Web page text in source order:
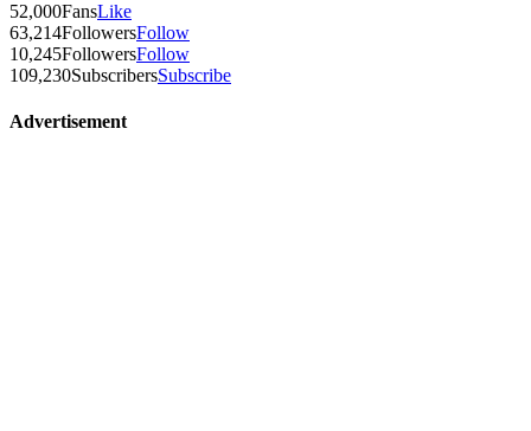
52,000FansLike
63,214FollowersFollow
10,245FollowersFollow
109,230SubscribersSubscribe
Advertisement